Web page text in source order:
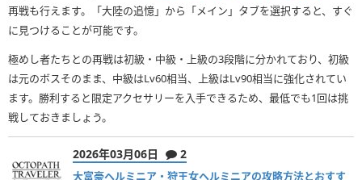
再戦も行えます。「大陸の追憶」から「メイン」タブを選択すると、すぐ
に見つけることが可能です。
極めし者たちとの再戦は初級・中級・上級の3段階に分かれており、初級
は元のボスそのまま、中級はLv60相当、上級はLv90相当に強化されてい
ます。勝利すると限定アクセサリーを入手できるため、最低でも1回は挑
戦しておきましょう。
2026年03月06日 2
大富豪ヘルミニア・狩王女ヘルミニアの攻略方法とおすす